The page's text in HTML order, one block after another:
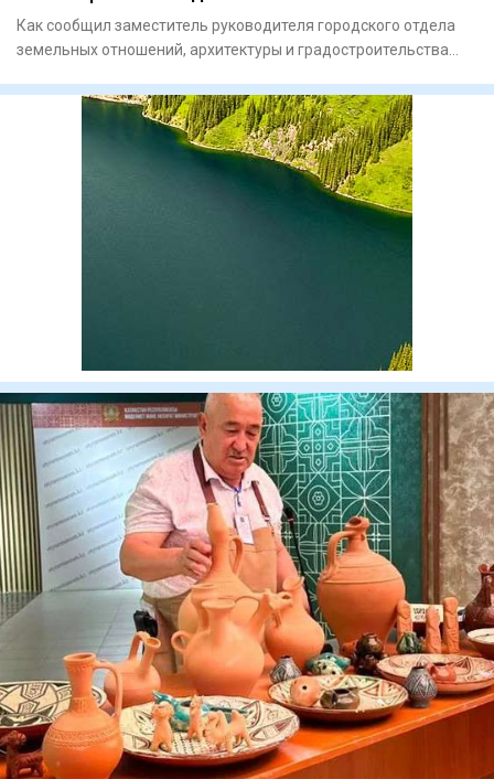
Как сообщил заместитель руководителя городского отдела
земельных отношений, архитектуры и градостроительства